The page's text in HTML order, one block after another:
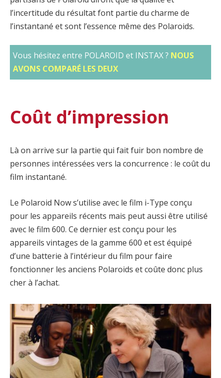
l’incertitude du résultat font partie du charme de
l’instantané et sont l’essence même des Polaroids.
Vous hésitez entre POLAROID et INSTAX ? NOUS
AVONS COMPARÉ LES DEUX
Coût d’impression
Là on arrive sur la partie qui fait fuir bon nombre de
personnes intéressées vers la concurrence : le coût du
film instantané.
Le Polaroid Now s’utilise avec le film i-Type conçu
pour les appareils récents mais peut aussi être utilisé
avec le film 600. Ce dernier est conçu pour les
appareils vintages de la gamme 600 et est équipé
d’une batterie à l’intérieur du film pour faire
fonctionner les anciens Polaroids et coûte donc plus
cher à l’achat.